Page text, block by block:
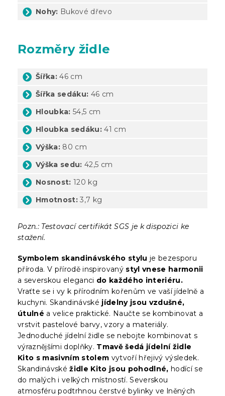
Nohy: Bukové dřevo
Rozměry židle
Šířka: 46 cm
Šířka sedáku: 46 cm
Hloubka: 54,5 cm
Hloubka sedáku: 41 cm
Výška: 80 cm
Výška sedu: 42,5 cm
Nosnost: 120 kg
Hmotnost:3,7 kg
Pozn.: Testovací certifikát SGS je k dispozici ke
stažení.
Symbolem skandinávského stylu je bezesporu
příroda. V přírodě inspirovaný styl vnese harmonii
a severskou eleganci do každého interiéru.
Vraťte se i vy k přírodním kořenům ve vaší jídelně a
kuchyni. Skandinávské jídelny jsou vzdušné,
útulné a velice praktické. Naučte se kombinovat a
vrstvit pastelové barvy, vzory a materiály.
Jednoduché jídelní židle se nebojte kombinovat s
výraznějšími doplňky. Tmavě šedá jídelní židle
Kito s masivním stolem vytvoří hřejivý výsledek.
Skandinávské židle Kito jsou pohodlné, hodící se
do malých i velkých místností. Severskou
atmosféru podtrhnou čerstvé bylinky ve lněných